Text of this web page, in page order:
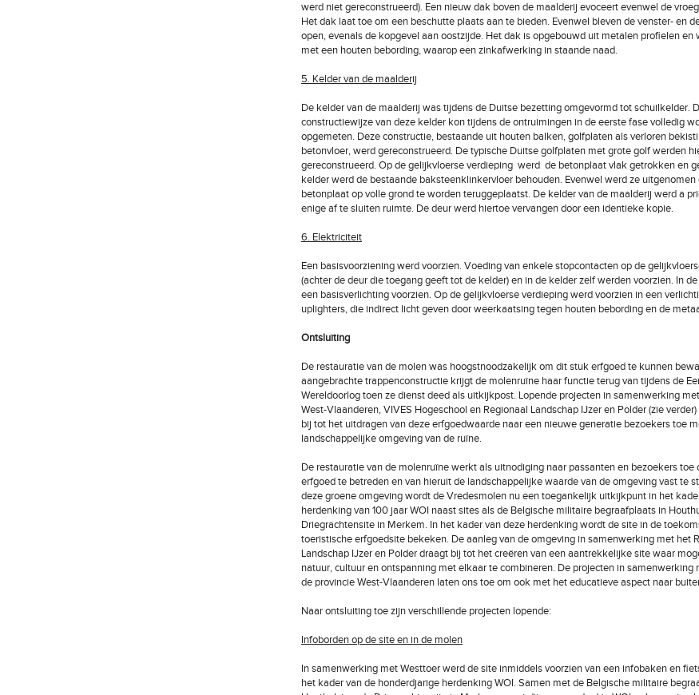
werd niet gereconstrueerd). Een nieuw dak boven de maalderij evoceert evenwel de
Het dak laat toe om een beschutte plaats aan te bieden. Evenwel bleven de venster- en
open, evenals de kopgevel aan oostzijde. Het dak is opgebouwd uit metalen profielen en
met een houten bebording, waarop een zinkafwerking in staande naad.
5. Kelder van de maalderij
De kelder van de maalderij was tijdens de Duitse bezetting omgevormd tot schuilkelder.
constructiewijze van deze kelder kon tijdens de ontruimingen in de eerste fase volledig
opgemeten. Deze constructie, bestaande uit houten balken, golfplaten als verloren
betonvloer, werd gereconstrueerd. De typische Duitse golfplaten met grote golf werden
gereconstrueerd. Op de gelijkvloerse verdieping werd de betonplaat vlak getrokken en
kelder werd de bestaande baksteenklinkervloer behouden. Evenwel werd ze uitgenomen
betonplaat op volle grond te worden teruggeplaatst. De kelder van de maalderij werd a
enige af te sluiten ruimte. De deur werd hiertoe vervangen door een identieke kopie.
6. Elektriciteit
Een basisvoorziening werd voorzien. Voeding van enkele stopcontacten op de
(achter de deur die toegang geeft tot de kelder) en in de kelder zelf werden voorzien. In
een basisverlichting voorzien. Op de gelijkvloerse verdieping werd voorzien in een
uplighters, die indirect licht geven door weerkaatsing tegen houten bebording en de
Ontsluiting
De restauratie van de molen was hoogstnoodzakelijk om dit stuk erfgoed te kunnen
aangebrachte trappenconstructie krijgt de molenruïne haar functie terug van tijdens de
Wereldoorlog toen ze dienst deed als uitkijkpost. Lopende projecten in samenwerking
West-Vlaanderen, VIVES Hogeschool en Regionaal Landschap IJzer en Polder (zie
bij tot het uitdragen van deze erfgoedwaarde naar een nieuwe generatie bezoekers toe
landschappelijke omgeving van de ruïne.
De restauratie van de molenruïne werkt als uitnodiging naar passanten en bezoekers toe
erfgoed te betreden en van hieruit de landschappelijke waarde van de omgeving vast te
deze groene omgeving wordt de Vredesmolen nu een toegankelijk uitkijkpunt in het
herdenking van 100 jaar WOI naast sites als de Belgische militaire begraafplaats in
Driegrachtensite in Merkem. In het kader van deze herdenking wordt de site in de
toeristische erfgoedsite bekeken. De aanleg van de omgeving in samenwerking met het
Landschap IJzer en Polder draagt bij tot het creëren van een aantrekkelijke site waar
natuur, cultuur en ontspanning met elkaar te combineren. De projecten in samenwerking
de provincie West-Vlaanderen laten ons toe om ook met het educatieve aspect naar
Naar ontsluiting toe zijn verschillende projecten lopende:
Infoborden op de site en in de molen
In samenwerking met Westtoer werd de site inmiddels voorzien van een infobaken en
het kader van de honderdjarige herdenking WOI. Samen met de Belgische militaire